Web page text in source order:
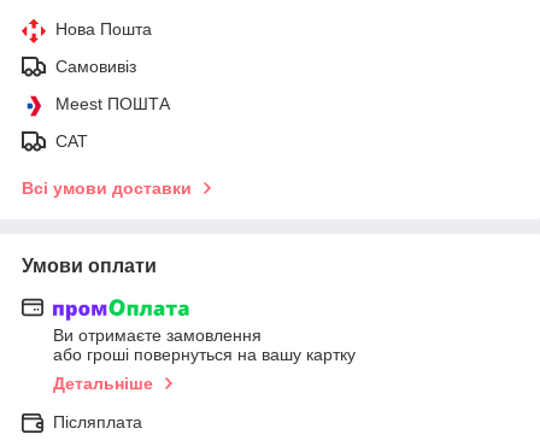
Нова Пошта
Самовивіз
Meest ПОШТА
САТ
Всі умови доставки
Умови оплати
Ви отримаєте замовлення
або гроші повернуться на вашу картку
Детальніше
Післяплата